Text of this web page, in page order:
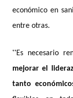
económico en
entre otras.
“Es necesario
mejorar el
tanto